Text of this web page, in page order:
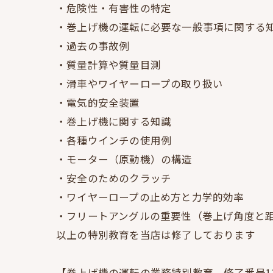
・危険性・有害性の特定
・巻上げ機の運転に必要な一般事項に関する
・過去の事故例
・質量計算や質量目測
・滑車やワイヤーロープの取り扱い
・電気的安全装置
・巻上げ機に関する知識
・各種ウインチの使用例
・モーター（原動機）の構造
・安全のためのクラッチ
・ワイヤーロープの止め方と力学的効率
・フリートアングルの重要性（巻上げ角度と距
以上の特別教育を当店は修了しております